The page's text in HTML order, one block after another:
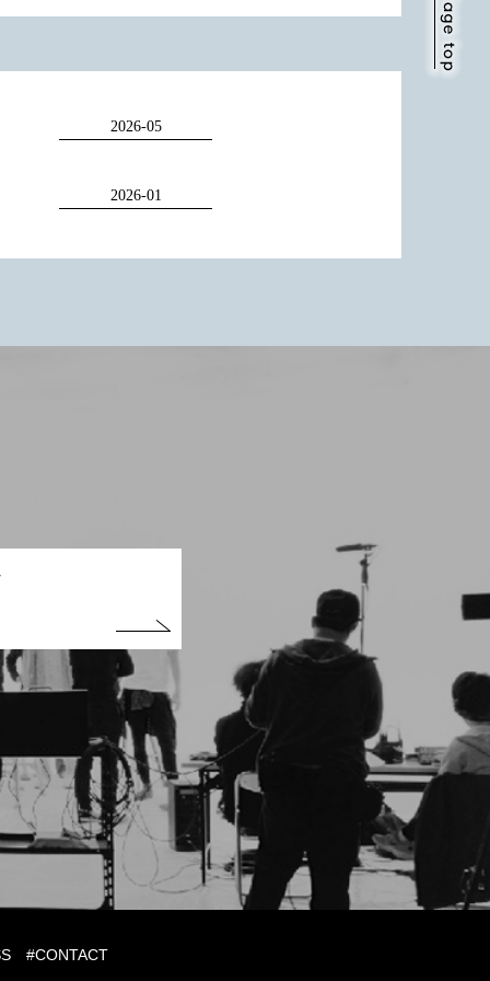
2026-05
2026-01
#CONTACT